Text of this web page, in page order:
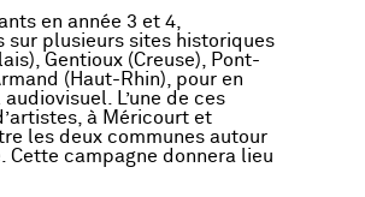
en année 3 et 4,
sur plusieurs sites historiques
Gentioux (Creuse), Pont-
(Haut-Rhin), pour en
L’une de ces
à Méricourt et
les deux communes autour
Cette campagne donnera lieu